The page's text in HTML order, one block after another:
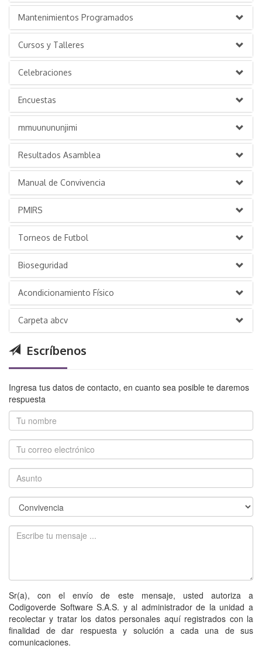
Mantenimientos Programados
Cursos y Talleres
Celebraciones
Encuestas
mmuunununjimi
Resultados Asamblea
Manual de Convivencia
PMIRS
Torneos de Futbol
Bioseguridad
Acondicionamiento Físico
Carpeta abcv
Escríbenos
Ingresa tus datos de contacto, en cuanto sea posible te daremos
respuesta
Sr(a), con el envío de este mensaje, usted autoriza a
Codigoverde Software S.A.S. y al administrador de la unidad a
recolectar y tratar los datos personales aquí registrados con la
finalidad de dar respuesta y solución a cada una de sus
comunicaciones.